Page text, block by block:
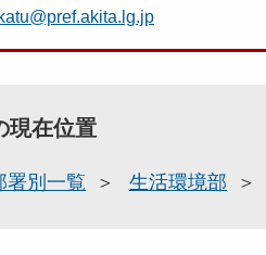
現在位置
署別一覧 生活環境部